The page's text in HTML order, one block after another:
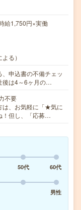
給1,750円×実働
る）
申込書の不備チェッ
後は4～6ヶ月の…
不要
は、お気軽に「★気に
！但し、「応募…
50代
60代
男性